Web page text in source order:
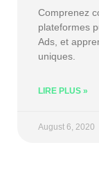
Comprenez
plateformes
Ads, et
uniques.
LIRE PLUS »
August 6, 2020